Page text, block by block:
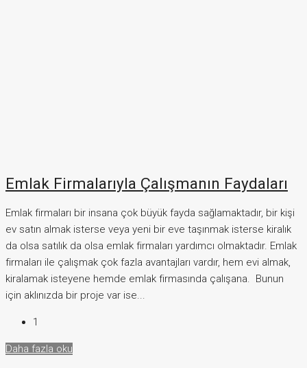
Emlak Firmalarıyla Çalışmanın Faydaları
Emlak firmaları bir insana çok büyük fayda sağlamaktadır, bir kişi
ev satın almak isterse veya yeni bir eve taşınmak isterse kiralık
da olsa satılık da olsa emlak firmaları yardımcı olmaktadır. Emlak
firmaları ile çalışmak çok fazla avantajları vardır, hem evi almak,
kiralamak isteyene hemde emlak firmasında çalışana. Bunun
için aklınızda bir proje var ise...
1
Daha fazla oku